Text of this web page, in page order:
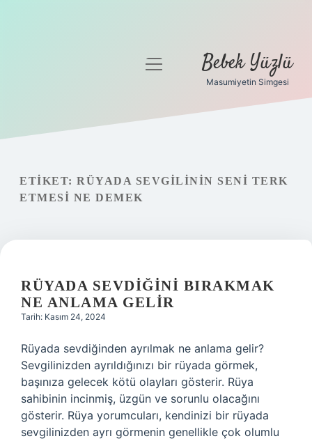
Gizlilik Politikası
menüyü
Bebek Yüzlü
Masumiyetin Simgesi
ETIKET: RÜYADA SEVGILININ SENI TERK
ETMESI NE DEMEK
RÜYADA SEVDIĞINI BIRAKMAK
NE ANLAMA GELIR
Tarih: Kasım 24, 2024
Rüyada sevdiğinden ayrılmak ne anlama gelir?
Sevgilinizden ayrıldığınızı bir rüyada görmek,
başınıza gelecek kötü olayları gösterir. Rüya
sahibinin incinmiş, üzgün ve sorunlu olacağını
gösterir. Rüya yorumcuları, kendinizi bir rüyada
sevgilinizden ayrı görmenin genellikle çok olumlu